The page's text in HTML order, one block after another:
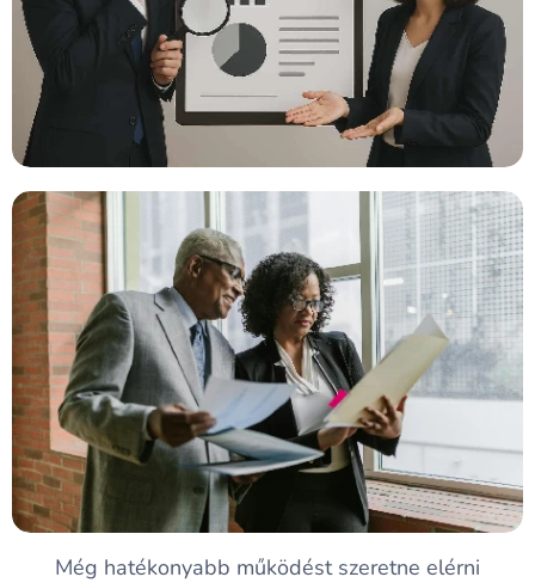
Még hatékonyabb működést szeretne elérni